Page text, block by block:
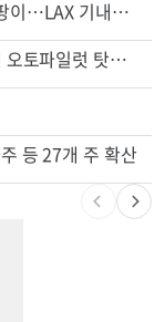
항공기 식기 카트 열었더니 구더기·곰팡이…LAX 기내식 업체 논란
등 27개 주 확산